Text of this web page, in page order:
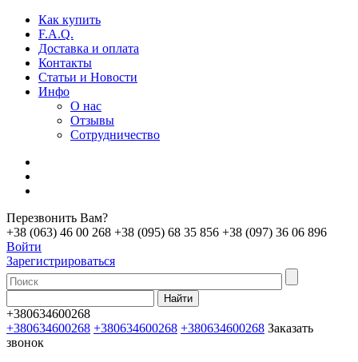
Как купить
F.A.Q.
Доставка и оплата
Контакты
Статьи и Новости
Инфо
О нас
Отзывы
Сотрудничество
Перезвонить Вам?
+38 (063) 46 00 268 +38 (095) 68 35 856 +38 (097) 36 06 896
Войти
Зарегистрироваться
+380634600268
+380634600268 +380634600268 +380634600268 Заказать
звонок